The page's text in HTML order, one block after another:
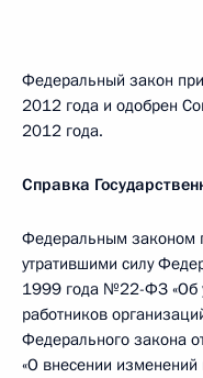
Федеральный закон
2012 года и одобрен
2012 года.
Справка
Федеральным законом
утратившими силу
1999 года №22-ФЗ «Об
работников
Федерального закона
«О внесении